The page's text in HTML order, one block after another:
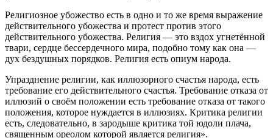
Религиозное убожество есть в одно и то же время выражение
действительного убожества и протест против этого
действительного убожества. Религия — это вздох угнетённой
твари, сердце бессердечного мира, подобно тому как она —
дух бездушных порядков. Религия есть опиум народа.
Упразднение религии, как иллюзорного счастья народа, есть
требование его действительного счастья. Требование отказа от
иллюзий о своём положении есть требование отказа от такого
положения, которое нуждается в иллюзиях. Критика религии
есть, следовательно, в зародыше критика той юдоли плача,
священным ореолом которой является религия».